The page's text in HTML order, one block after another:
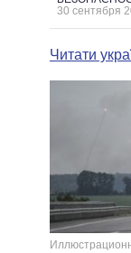
30 сентября
Читати